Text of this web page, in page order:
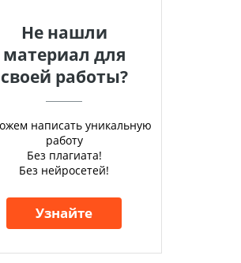
Не нашли
материал для
своей работы?
написать уникальную
работу
Без плагиата!
Без нейросетей!
Узнайте